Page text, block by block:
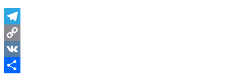
Telegram
Copy
Link
VK